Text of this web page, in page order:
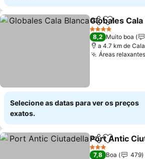
PartilharAdicionar
Globales
4 Estrelas
8,2 Muito boa
a 4.7 km de
Áreas
Selecione as datas para ver os preços
exatos.
PartilharAdicionar
Port Antic
3 Estrelas
7,8 Boa
479